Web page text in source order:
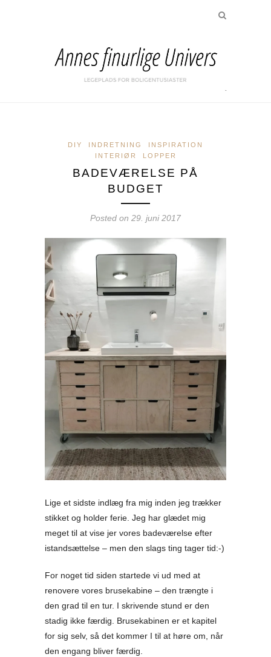
DIY INDRETNING
INSPIRATION
INTERIØR
LOPPER
BADEVÆRELSE PÅ
BUDGET
Posted on 29. juni 2017
Lige et sidste indlæg fra mig inden jeg trækker
stikket og holder ferie. Jeg har glædet mig
meget til at vise jer vores badeværelse efter
istandsættelse – men den slags ting tager tid:-)
For noget tid siden startede vi ud med at
renovere vores brusekabine – den trængte i
den grad til en tur. I skrivende stund er den
stadig ikke færdig. Brusekabinen er et kapitel
for sig selv, så det kommer I til at høre om, når
den engang bliver færdig.